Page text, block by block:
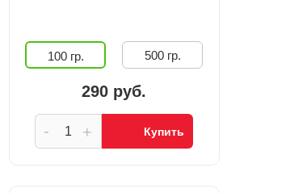
100 гр. 500 гр.
290 руб.
+
- Купить